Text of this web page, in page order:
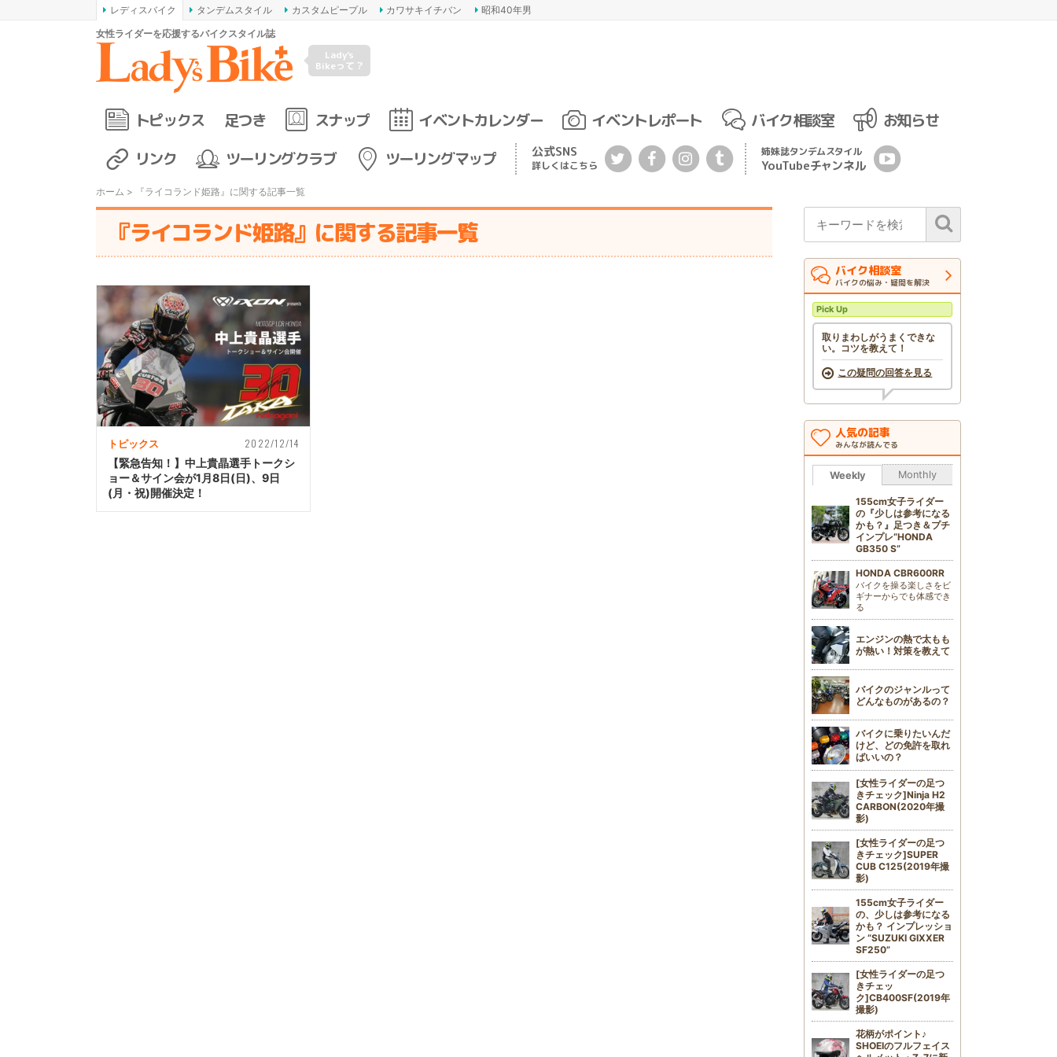
レディスバイク タンデムスタイル カスタムピープル カワサキイチバン
昭和40年男
女性ライダーを応援するバイクスタイル誌
Lady's
Bikeって？
トピックス 足つき スナップ イベントカレンダー イベントレポート バイク相談室
お知らせ
リンク
ツーリングクラブ ツーリングマップ 公式SNS
詳しくはこちら
姉妹誌タンデムスタイル
YouTubeチャンネル
ホーム > 『ライコランド姫路』に関する記事一覧
『ライコランド姫路』に関する記事一覧
トピックス 2022/12/14
【緊急告知！】中上貴晶選手トークシ
ョー＆サイン会が1月8日(日)、9日
(月・祝)開催決定！
バイク相談室
バイクの悩み・疑問を解決
Pick Up
取りまわしがうまくできな
い。コツを教えて！
この疑問の回答を見る
人気の記事
みんなが読んでる
Weekly Monthly
155cm女子ライダー
の『少しは参考になる
かも？』足つき＆プチ
インプレ“HONDA
GB350 S”
HONDA CBR600RR
バイクを操る楽しさをビ
ギナーからでも体感でき
る
エンジンの熱で太もも
が熱い！対策を教えて
バイクのジャンルって
どんなものがあるの？
バイクに乗りたいんだ
けど、どの免許を取れ
ばいいの？
[女性ライダーの足つ
きチェック]Ninja H2
CARBON(2020年撮
影)
[女性ライダーの足つ
きチェック]SUPER
CUB C125(2019年撮
影)
155cm女子ライダー
の、少しは参考になる
かも？ インプレッショ
ン “SUZUKI GIXXER
SF250”
[女性ライダーの足つ
きチェッ
ク]CB400SF(2019年
撮影)
花柄がポイント♪
SHOEIのフルフェイス